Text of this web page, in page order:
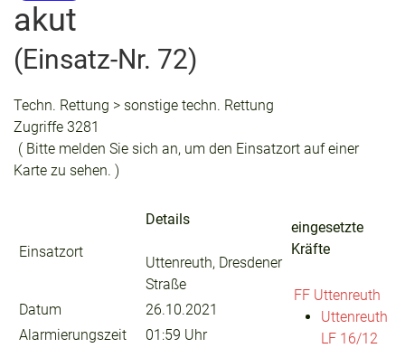
akut
(Einsatz-Nr. 72)
Techn. Rettung > sonstige techn. Rettung
Zugriffe 3281
( Bitte melden Sie sich an, um den Einsatzort auf einer
Karte zu sehen. )
Einsatzort
Details
Uttenreuth, Dresdener
Straße
Datum
26.10.2021
Alarmierungszeit
01:59 Uhr
eingesetzte
Kräfte
FF Uttenreuth
Uttenreuth
LF 16/12